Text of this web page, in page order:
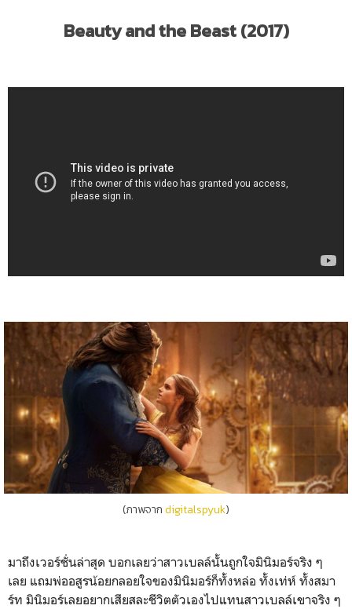
Beauty and the Beast (2017)
(ภาพจากdigitalspyuk)
มาถึงเวอร์ชั่นล่าสุด บอกเลยว่าสาวเบลล์นั้นถูกใจมินิมอร์จริง ๆ
เลย แถมพ่ออสูรน้อยกลอยใจของมินิมอร์ก็ทั้งหล่อ ทั้งเท่ห์ ทั้งสมา
ร์ท มินิมอร์เลยอยากเสียสละชีวิตตัวเองไปแทนสาวเบลล์เขาจริง ๆ